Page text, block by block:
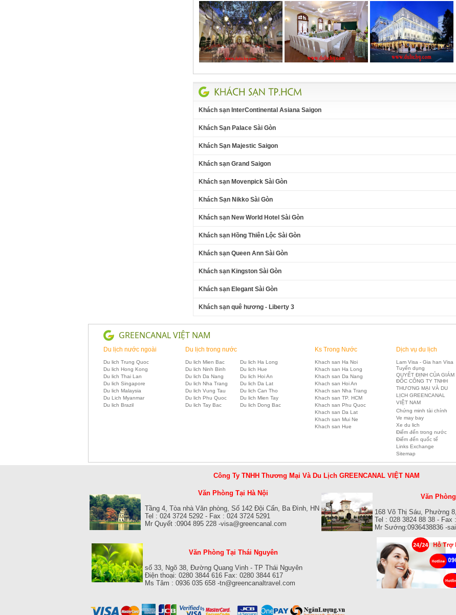
Khách sạn InterContinental Asiana Saigon
Khách Sạn Palace Sài Gòn
Khách Sạn Majestic Saigon
Khách sạn Grand Saigon
Khách sạn Movenpick Sài Gòn
Khách Sạn Nikko Sài Gòn
Khách sạn New World Hotel Sài Gòn
Khách sạn Hồng Thiên Lộc Sài Gòn
Khách sạn Queen Ann Sài Gòn
Khách sạn Kingston Sài Gòn
Khách sạn Elegant Sài Gòn
Khách sạn quê hương - Liberty 3
GREENCANAL VIỆT NAM
Du lịch nước ngoài
Du lich Trung Quoc
Du lich Hong Kong
Du lich Thai Lan
Du lich Singapore
Du lich Malaysia
Du Lich Myanmar
Du lich Brazil
Du lịch trong nước
Du lich Mien Bac
Du lich Ha Long
Du lich Ninh Binh
Du lich Hue
Du lich Da Nang
Du lich Hoi An
Du lich Nha Trang
Du lich Da Lat
Du lich Vung Tau
Du lich Can Tho
Du lich Phu Quoc
Du lich Mien Tay
Du lich Tay Bac
Du lich Dong Bac
Ks Trong Nước
Khach san Ha Noi
Khach san Ha Long
Khach san Da Nang
Khach san Hoi An
Khach san Nha Trang
Khach san TP. HCM
Khach san Phu Quoc
Khach san Da Lat
Khach san Mui Ne
Khach san Hue
Dịch vụ du lịch
Lam Visa - Gia han Visa
Tuyển dụng
QUYẾT ĐỊNH CỦA GIÁM
ĐỐC CÔNG TY TNHH
THƯƠNG MẠI VÀ DU
LỊCH GREENCANAL
VIỆT NAM
Chứng minh tài chính
Ve may bay
Xe du lich
Điểm đến trong nước
Điểm đến quốc tế
Links Exchange
Sitemap
Công Ty TNHH Thương Mại Và Du Lịch GREENCANAL VIỆT NAM
Văn Phòng Tại Hà Nội
Tầng 4, Tòa nhà Văn phòng, Số 142 Đội Cấn, Ba Đình, HN
Tel : 024 3724 5292 - Fax : 024 3724 5291
Mr Quyết :0904 895 228 -visa@greencanal.com
Văn
168 Võ Thị Sáu, Phường
Tel : 028 3824 88 38 - Fax
Mr Sướng:0936438836 -
Văn Phòng Tại Thái Nguyên
số 33, Ngõ 38, Đường Quang Vinh - TP Thái Nguyên
Điện thoại: 0280 3844 616 Fax: 0280 3844 617
Ms Tâm : 0936 035 658 -tn@greencanaltravel.com